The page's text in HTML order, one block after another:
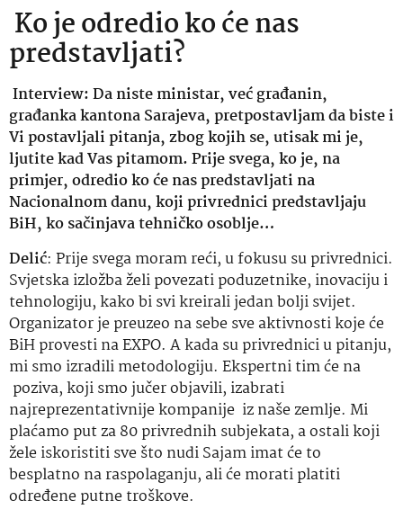
Ko je odredio ko će nas
predstavljati?
Interview: Da niste ministar, već građanin,
građanka kantona Sarajeva, pretpostavljam da biste i
Vi postavljali pitanja, zbog kojih se, utisak mi je,
ljutite kad Vas pitamom. Prije svega, ko je, na
primjer, odredio ko će nas predstavljati na
Nacionalnom danu, koji privrednici predstavljaju
BiH, ko sačinjava tehničko osoblje…
Delić: Prije svega moram reći, u fokusu su privrednici.
Svjetska izložba želi povezati poduzetnike, inovaciju i
tehnologiju, kako bi svi kreirali jedan bolji svijet.
Organizator je preuzeo na sebe sve aktivnosti koje će
BiH provesti na EXPO. A kada su privrednici u pitanju,
mi smo izradili metodologiju. Ekspertni tim će na
poziva, koji smo jučer objavili, izabrati
najreprezentativnije kompanije iz naše zemlje. Mi
plaćamo put za 80 privrednih subjekata, a ostali koji
žele iskoristiti sve što nudi Sajam imat će to
besplatno na raspolaganju, ali će morati platiti
određene putne troškove.